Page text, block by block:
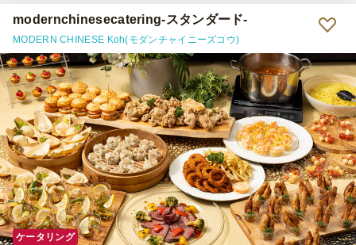
modernchinesecatering-スタンダード-
MODERN CHINESE Koh(モダンチャイニーズコウ)
ケータリング